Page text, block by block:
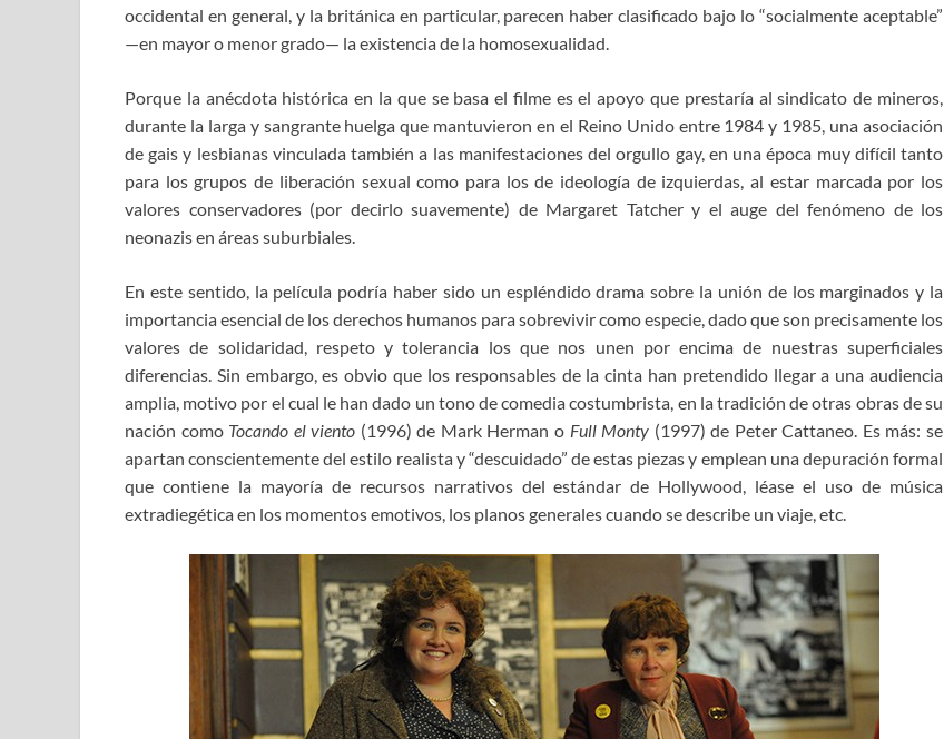
occidental en general, y la británica en particular, parecen haber clasificado bajo lo “socialmente aceptable”
—en mayor o menor grado— la existencia de la homosexualidad.
Porque la anécdota histórica en la que se basa el filme es el apoyo que prestaría al sindicato de mineros,
durante la larga y sangrante huelga que mantuvieron en el Reino Unido entre 1984 y 1985, una asociación
de gais y lesbianas vinculada también a las manifestaciones del orgullo gay, en una época muy difícil tanto
para los grupos de liberación sexual como para los de ideología de izquierdas, al estar marcada por los
valores conservadores (por decirlo suavemente) de Margaret Tatcher y el auge del fenómeno de los
neonazis en áreas suburbiales.
En este sentido, la película podría haber sido un espléndido drama sobre la unión de los marginados y la
importancia esencial de los derechos humanos para sobrevivir como especie, dado que son precisamente los
valores de solidaridad, respeto y tolerancia los que nos unen por encima de nuestras superficiales
diferencias. Sin embargo, es obvio que los responsables de la cinta han pretendido llegar a una audiencia
amplia, motivo por el cual le han dado un tono de comedia costumbrista, en la tradición de otras obras de su
nación como Tocando el viento (1996) de Mark Herman o Full Monty (1997) de Peter Cattaneo. Es más: se
apartan conscientemente del estilo realista y “descuidado” de estas piezas y emplean una depuración formal
que contiene la mayoría de recursos narrativos del estándar de Hollywood, léase el uso de música
extradiegética en los momentos emotivos, los planos generales cuando se describe un viaje, etc.